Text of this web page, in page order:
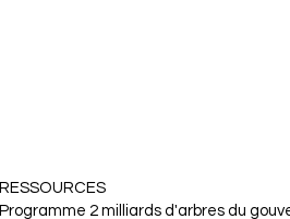
RESSOURCES
Programme 2 milliards d'arbres du